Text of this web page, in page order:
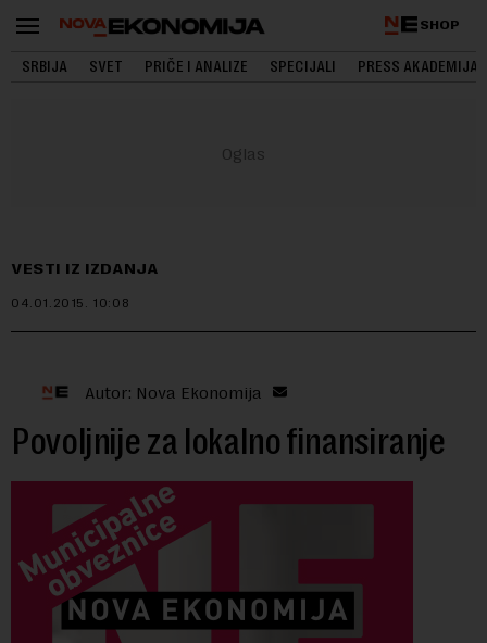
SHOP
SRBIJA SVET PRIČE I ANALIZE SPECIJALI PRESS AKADEMIJA
VESTI IZ IZDANJA
04.01.2015. 10:08
Autor: Nova Ekonomija
Povoljnije za lokalno finansiranje